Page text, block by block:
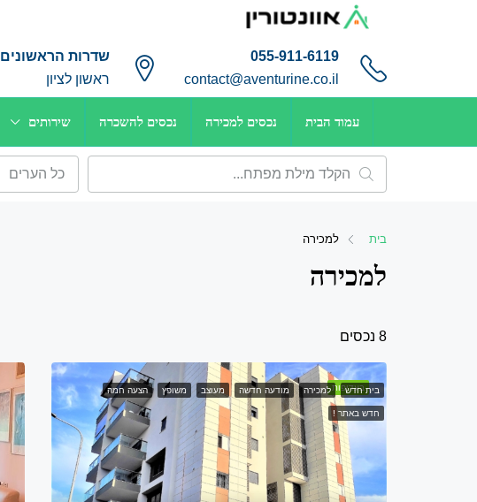
055-911-6119
contact@aventurine.co.il
שדרות הראשונים 23
ראשון לציון
עמוד הבית נכסים למכירה נכסים להשכרה שירותים
כל הערים
בית למכירה
למכירה
8 נכסים
בעדיפות
בית חדש למכירה מודעה חדשה מעוצב משופץ הצעה חמה
חדש באתר !